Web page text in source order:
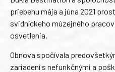
priebehu mája a júna 2021
svidníckeho múzejného
osvetlenia.
Obnova spočívala
zariadení s nefunkčnými a